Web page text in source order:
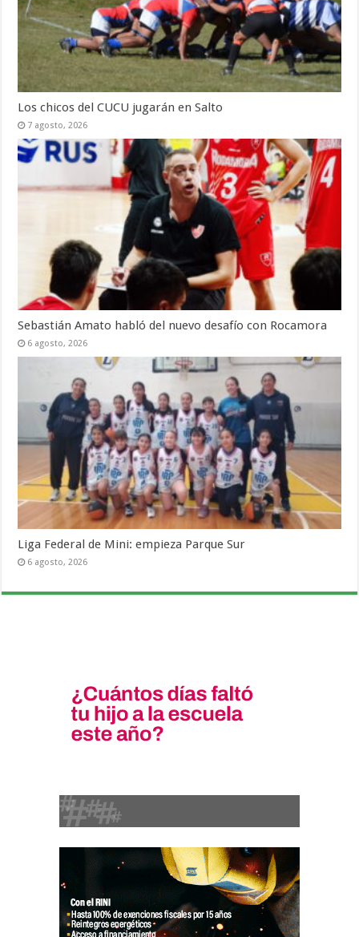
Los chicos del CUCU jugarán en Salto
7 agosto, 2026
Sebastián Amato habló del nuevo desafío con Rocamora
6 agosto, 2026
Liga Federal de Mini: empieza Parque Sur
6 agosto, 2026